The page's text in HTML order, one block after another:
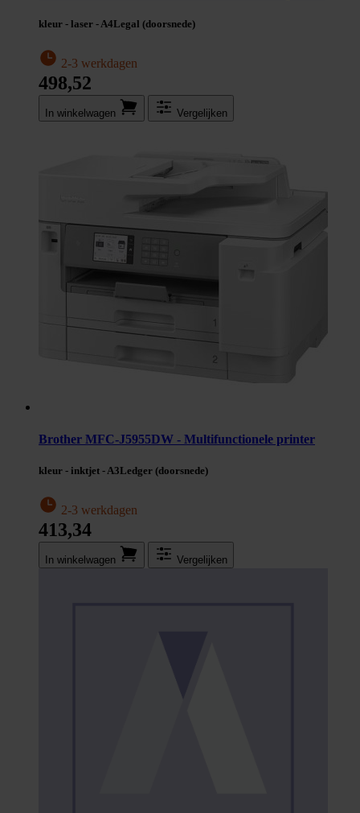
kleur - laser - A4Legal (doorsnede)
2-3 werkdagen
498,52
In winkel­wagen Vergelijken
Brother MFC-J5955DW - Multifunctionele printer
kleur - inktjet - A3Ledger (doorsnede)
2-3 werkdagen
413,34
In winkel­wagen Vergelijken